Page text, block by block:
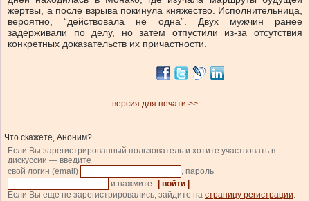
жертвы, а после взрыва покинула княжество. Исполнительница,
вероятно, “действовала не одна”. Двух мужчин ранее
задерживали по делу, но затем отпустили из-за отсутствия
конкретных доказательств их причастности.
версия для печати >>
Что скажете, Аноним?
Если Вы зарегистрированный пользователь и хотите участвовать в
дискуссии — введите
свой логин (email)
, пароль
и нажмите
| войти |
.
Если Вы еще не зарегистрировались, зайдите на страницу регистрации.